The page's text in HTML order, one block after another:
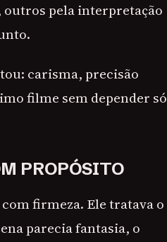
outros pela interpretação
carisma, precisão
filme sem depender só
PROPÓSITO
firmeza. Ele tratava o
parecia fantasia, o